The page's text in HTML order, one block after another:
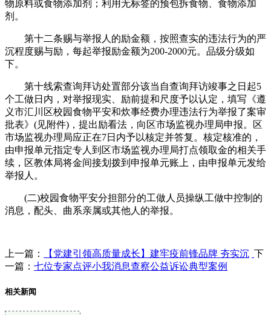
物原料或食物添加剂；利用无标签的预包拆食物、食物添加
剂。
第十二条赐与举报人的励金额，按照查实的违法行为的严
沉程度赐与励，每起举报励金额为200-2000元。品级分级如
下。
第十线索查询拜访处置部分该当自查询拜访竣事之日起5
个工做日内，对举报现实、励前提和尺度予以认定，填写《遵
义市汇川区校园食物平安和炊事经费办理违法行为举报了案审
批表》(见附件)，提出励看法，向区市场监视办理局申报。区
市场监视办理局应正在7日内予以核定并答复。核定核准的，
由申报单元指定专人到区市场监视办理局打点领取金的相关手
续，区教体局将金间接划拨到申报单元账上，由申报单元发给
举报人。
(二)校园食物平安分担部分的工做人员操纵工做中控制的
消息，配头、曲系亲属或其他人的举报。
上一篇： 【党建引领高质量成长】建牢疫前锋品牌 夯实沉 下
一篇： 七位专家点评小我消息查察公益诉讼典型案例
相关新闻